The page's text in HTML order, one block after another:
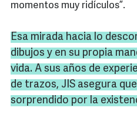
momentos muy ridículos”.
Esa mirada hacia lo
dibujos y en su propia
vida. A sus años de
de trazos, JIS asegura
sorprendido por la